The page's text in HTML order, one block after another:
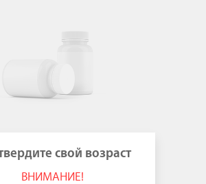
900000046 Фирменные
свой возраст
ВНИМАНИЕ!